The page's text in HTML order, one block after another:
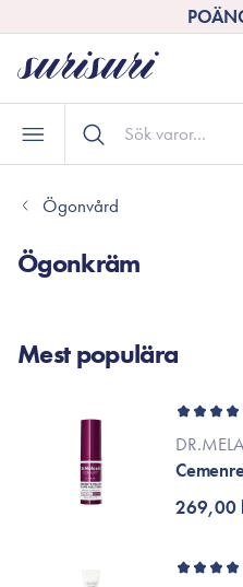
Ögonvård
Ögonkräm
Mest populära
Balm
269,00